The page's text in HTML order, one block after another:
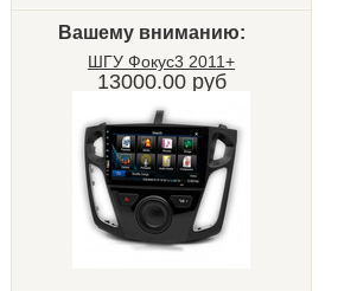
Вашему вниманию:
ШГУ Фокус3 2011+
13000.00 руб